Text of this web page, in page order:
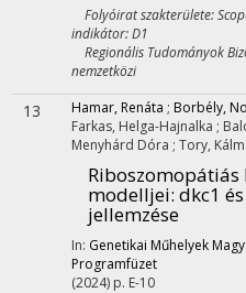
Folyóirat szakterülete:
indikátor: D1
Regionális Tudományok
nemzetközi
13 Hamar, Renáta ; Borbély,
Farkas, Helga-Hajnalka ;
Menyhárd Dóra ; Tory,
Riboszomopátiás
modelljei: dkc1
jellemzése
In: Genetikai Műhelyek
Programfüzet
(2024) p. E-10